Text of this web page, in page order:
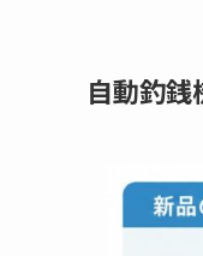
自動釣銭